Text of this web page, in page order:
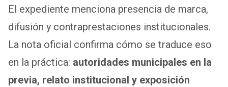
El expediente menciona presencia de marca,
difusión y contraprestaciones institucionales.
La nota oficial confirma cómo se traduce eso
en la práctica: autoridades municipales en la
previa, relato institucional y exposición